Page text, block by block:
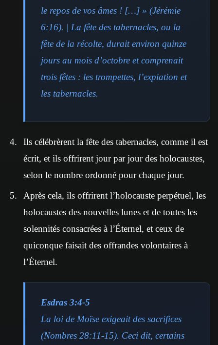
le repos de vos âmes ! […] » (Jérémie
6:16). | La fête des tabernacles, ou la
fête de la récolte, durait environ quinze
jours au mois d’octobre et comprenait
trois fêtes : les trompettes, l’expiation et
les tabernacles.
Ils célébrèrent la fête des tabernacles, comme il est
écrit, et ils offrirent jour par jour des holocaustes,
selon le nombre ordonné pour chaque jour.
Après cela, ils offrirent l’holocauste perpétuel, les
holocaustes des nouvelles lunes et de toutes les
solennités consacrées à l’Éternel, et ceux de
quiconque faisait des offrandes volontaires à
l’Éternel.
Esdras 3:4-5
La loi de Moïse exigeait des sacrifices
(Nombres 28:11-15). Ceci dit, certains